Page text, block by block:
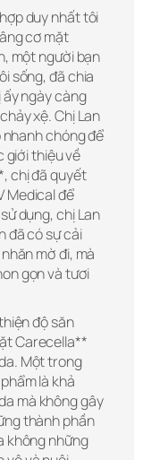
duy nhất tôi
cơ mặt
một người bạn
sống, đã chia
ngày càng
xệ. Chị Lan
nhanh chóng để
giới thiệu về
chị đã quyết
Medical để
dụng, chị Lan
đã có sự cải
mờ đi, mà
gọn và tươi
độ săn
Carecella**
Một trong
là khả
mà không gây
thành phần
không những